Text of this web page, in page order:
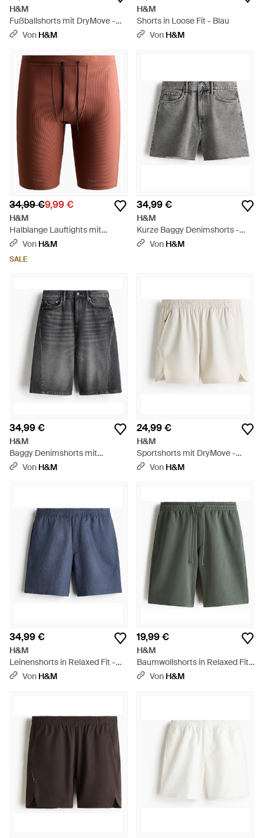
H&M
Fußballshorts mit DryMove -
GrünVon H&M
H&M
Shorts in Loose Fit - Blau
Von H&M
34,99 €9,99 €
H&M
Halblange Lauftights mit
DryMove - Rot
Von H&M
SALE
34,99 €
H&M
Kurze Baggy Denimshorts -
GrauVon H&M
34,99 €
H&M
Baggy Denimshorts mit
Twistdetail - Grau
Von H&M
24,99 €
H&M
Sportshorts mit DryMove -
WeißVon H&M
34,99 €
H&M
Leinenshorts in Relaxed Fit -
BlauVon H&M
19,99 €
H&M
Baumwollshorts in Relaxed Fit -
GrünVon H&M